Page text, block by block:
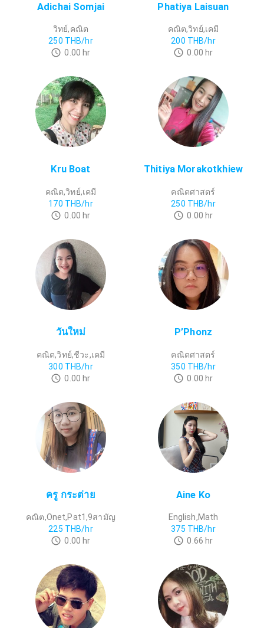
Adichai Somjai
วิทย์,คณิต
250 THB/hr
0.00 hr
Phatiya Laisuan
คณิต,วิทย์,เคมี
200 THB/hr
0.00 hr
Kru Boat
คณิต,วิทย์,เคมี
170 THB/hr
0.00 hr
Thitiya Morakotkhiew
คณิตศาสตร์
250 THB/hr
0.00 hr
วันใหม่
คณิต,วิทย์,ชีวะ,เคมี
300 THB/hr
0.00 hr
P’Phonz
คณิตศาสตร์
350 THB/hr
0.00 hr
ครู กระต่าย
คณิต,Onet,Pat1,9สามัญ
225 THB/hr
0.00 hr
Aine Ko
English,Math
375 THB/hr
0.66 hr